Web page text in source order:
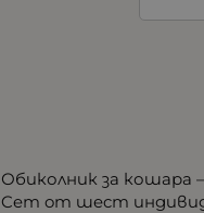
Обиколник за кошара
Ceт oт шecт